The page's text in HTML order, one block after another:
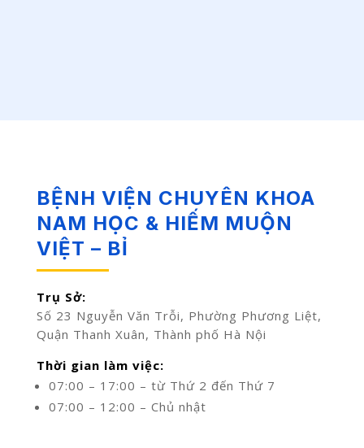
BỆNH VIỆN CHUYÊN KHOA
NAM HỌC & HIẾM MUỘN
VIỆT – BỈ
Trụ Sở:
Số 23 Nguyễn Văn Trỗi, Phường Phương Liệt,
Quận Thanh Xuân, Thành phố Hà Nội
Thời gian làm việc:
07:00 – 17:00 – từ Thứ 2 đến Thứ 7
07:00 – 12:00 – Chủ nhật